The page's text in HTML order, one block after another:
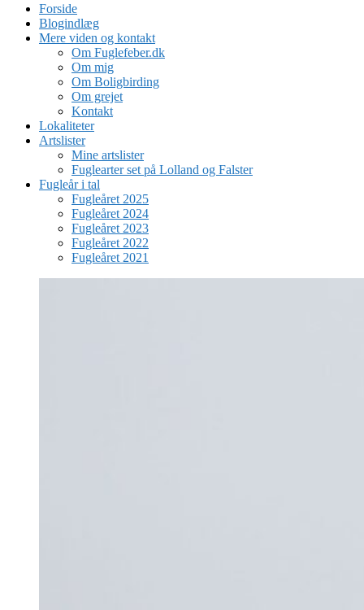
Forside
Blogindlæg
Mere viden og kontakt
Om Fuglefeber.dk
Om mig
Om Boligbirding
Om grejet
Kontakt
Lokaliteter
Artslister
Mine artslister
Fuglearter set på Lolland og Falster
Fugleår i tal
Fugleåret 2025
Fugleåret 2024
Fugleåret 2023
Fugleåret 2022
Fugleåret 2021